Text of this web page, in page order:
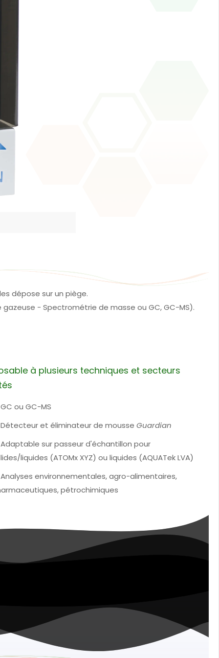
dépose sur un piège.
- Spectrométrie de masse ou GC, GC-MS).
à plusieurs techniques et secteurs
GC ou GC-MS
Détecteur et éliminateur de mousse Guardian
Adaptable sur passeur d'échantillon pour
liquides (ATOMx XYZ) ou liquides (AQUATek LVA)
Analyses environnementales, agro-alimentaires,
pétrochimiques